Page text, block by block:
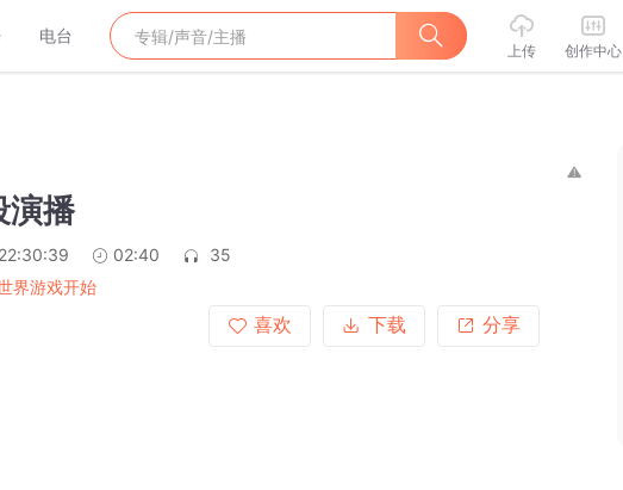
电台
上传 创作中心
演播
02:40
35
界游戏开始
喜欢
下载 分享